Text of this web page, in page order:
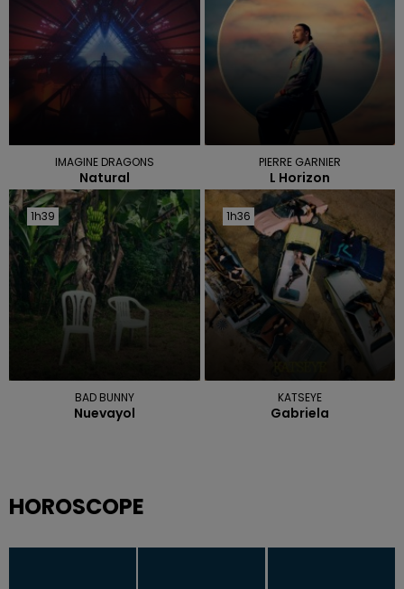
IMAGINE DRAGONS
Natural
PIERRE GARNIER
L Horizon
1h39
1h39
BAD BUNNY
Nuevayol
1h36
1h36
KATSEYE
Gabriela
HOROSCOPE